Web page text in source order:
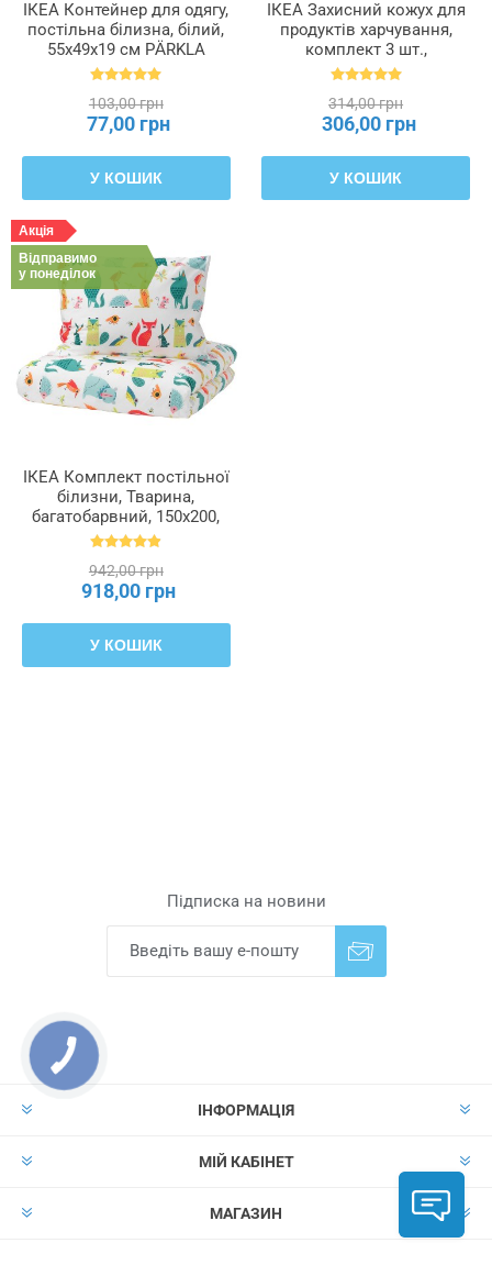
ІКЕА Контейнер для одягу,
постільна білизна, білий,
55x49x19 см PÄRKLA
ПЕРКЛА, 503.953.82
103,00 грн
77,00 грн
У КОШИК
ІКЕА Захисний кожух для
продуктів харчування,
комплект 3 шт.,
багатоколірний силікон
804.173.11
314,00 грн
306,00 грн
У КОШИК
Акція
Відправимо
у понеділок
ІКЕА Комплект постільної
білизни, Тварина,
багатобарвний, 150x200,
50x60 см LATTJO ЛАТТО,
942,00 грн
918,00 грн
У КОШИК
Підписка на новини
ІНФОРМАЦІЯ
МІЙ КАБІНЕТ
МАГАЗИН